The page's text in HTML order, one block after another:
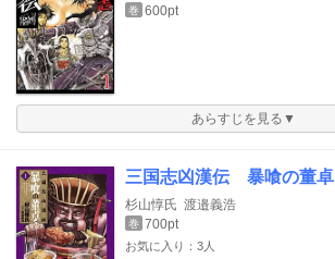
巻 600pt
あらすじを見る▼
三国志凶漢伝 暴喰の董卓
杉山惇氏 渡邉義浩
巻 700pt
お気に入り：3人